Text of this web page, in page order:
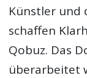
Künstler und
schaffen
Qobuz. Das
überarbeitet